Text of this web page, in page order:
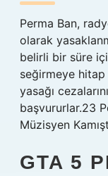
Perma Ban,
olarak
belirli bir süre
seğirmeye hitap
yasağı
başvururlar.23
Müzisyen
GTA 5